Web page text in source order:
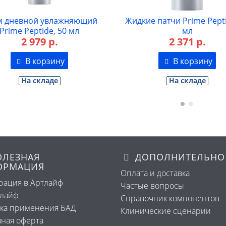
патчи Prime Peptide, 30
мл
2 371 р.
В корзину
На складе
Сыворотка с
мицеллярная Prime
мл
2 324 р.
В корзину
в Артлайф
применения БАД
оферта
ДОПОЛНИТЕЛЬНО
Оплата и доставка
Частые вопросы
Справочник компонентов
Клинические сценарии